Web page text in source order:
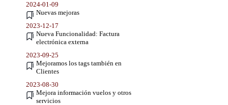
2024-01-09
Nuevas mejoras
2023-12-17
Nueva Funcionalidad: Factura
electrónica externa
2023-09-25
Mejoramos los tags también en
Clientes
2023-08-30
Mejora información vuelos y otros
servicios